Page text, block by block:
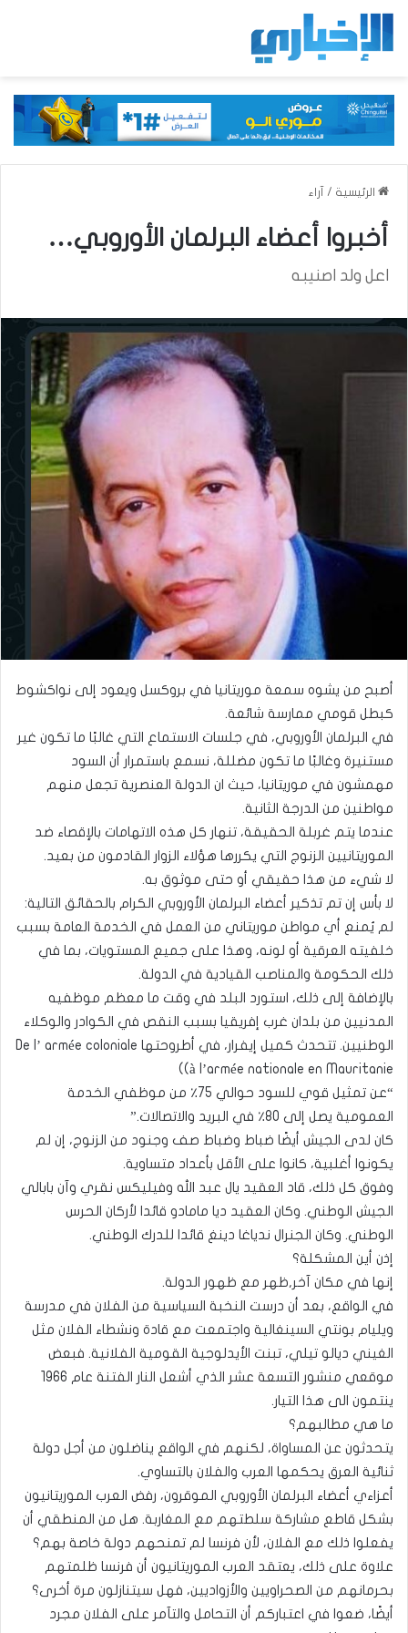
الرئيسية / آراء
أخبروا أعضاء البرلمان الأوروبي…
اعل ولد اصنيبه
أصبح من يشوه سمعة موريتانيا في بروكسل ويعود إلى نواكشوط
كبطل قومي ممارسة شائعة.
في البرلمان الأوروبي، في جلسات الاستماع التي غالبًا ما تكون غير
مستنيرة وغالبًا ما تكون مضللة، نسمع باستمرار أن السود
مهمشون في موريتانيا، حيث ان الدولة العنصرية تجعل منهم
مواطنين من الدرجة الثانية.
عندما يتم غربلة الحقيقة، تنهار كل هذه الاتهامات بالإقصاء ضد
الموريتانيين الزنوج التي يكررها هؤلاء الزوار القادمون من بعيد.
لا شيء من هذا حقيقي أو حتى موثوق به.
لا بأس إن تم تذكير أعضاء البرلمان الأوروبي الكرام بالحقائق التالية:
لم يُمنع أي مواطن موريتاني من العمل في الخدمة العامة بسبب
خلفيته العرقية أو لونه، وهذا على جميع المستويات، بما في
ذلك الحكومة والمناصب القيادية في الدولة.
بالإضافة إلى ذلك، استورد البلد في وقت ما معظم موظفيه
المدنيين من بلدان غرب إفريقيا بسبب النقص في الكوادر والوكلاء
الوطنيين. تتحدث كميل إيفرار، في أطروحتها De l’ armée coloniale
à l’armée nationale en Mauritanie))
“عن تمثيل قوي للسود حوالي 75٪ من موظفي الخدمة
العمومية يصل إلى 80٪ في البريد والاتصالات.”
كان لدى الجيش أيضًا ضباط وضباط صف وجنود من الزنوج، إن لم
يكونوا أغلبية، كانوا على الأقل بأعداد متساوية.
وفوق كل ذلك، قاد العقيد يال عبد الله وفيليكس نقري وآن بابالي
الجيش الوطني. وكان العقيد ديا مامادو قائدا لأركان الحرس
الوطني. وكان الجنرال ندياغا دينغ قائدا للدرك الوطني.
إذن أين المشكلة؟
إنها في مكان آخر,ظهر مع ظهور الدولة.
في الواقع، بعد أن درست النخبة السياسية من الفلان في مدرسة
ويليام بونتي السينغالية واجتمعت مع قادة ونشطاء الفلان مثل
الغيني ديالو تيلي، تبنت الأيدلوجية القومية الفلانية. فبعض
موقعي منشور التسعة عشر الذي أشعل النار الفتنة عام 1966
ينتمون الى هذا التيار.
ما هي مطالبهم؟
يتحدثون عن المساواة، لكنهم في الواقع يناضلون من أجل دولة
ثنائية العرق يحكمها العرب والفلان بالتساوي.
أعزاءي أعضاء البرلمان الأوروبي الموقرون، رفض العرب الموريتانيون
بشكل قاطع مشاركة سلطتهم مع المغاربة. هل من المنطقي أن
يفعلوا ذلك مع الفلان، لأن فرنسا لم تمنحهم دولة خاصة بهم؟
علاوة على ذلك، يعتقد العرب الموريتانيون أن فرنسا ظلمتهم
بحرمانهم من الصحراويين والأزواديين، فهل سيتنازلون مرة أخرى؟
أيضًا، ضعوا في اعتباركم أن التحامل والتآمر على الفلان مجرد